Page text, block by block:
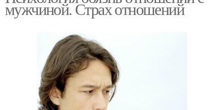
мужчиной. Страх отношений